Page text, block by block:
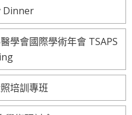
Dinner
學會國際學術年會 TSAPS
培訓專班